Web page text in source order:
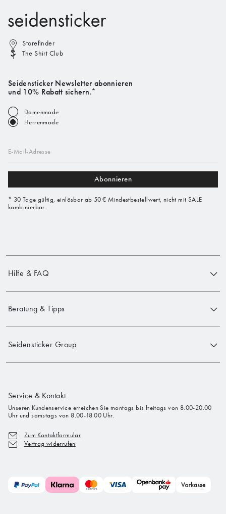
Storefinder
The Shirt Club
Seidensticker Newsletter abonnieren
und 10% Rabatt sichern.*
Damenmode
Herrenmode
E-Mail-Adresse
Abonnieren
* 30 Tage gültig, einlösbar ab 50 € Mindestbestellwert, nicht mit SALE
kombinierbar.
Hilfe & FAQ
Beratung & Tipps
Seidensticker Group
Service & Kontakt
Unseren Kundenservice erreichen Sie montags bis freitags von 8.00-20.00
Uhr und samstags von 8.00-18.00 Uhr.
Zum Kontaktformular
Vertrag widerrufen